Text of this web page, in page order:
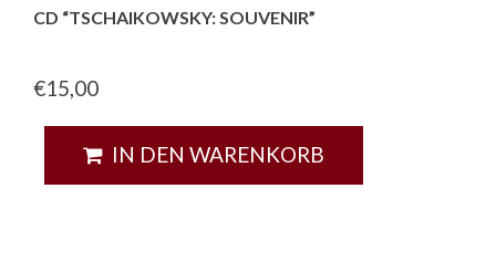
CD “TSCHAIKOWSKY: SOUVENIR”
€15,00
IN DEN WARENKORB